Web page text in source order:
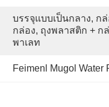
บรรจุแบบเป็นกลาง, กล่
กล่อง, ถุงพลาสติก + ก
พาเลท
Feimenl Mugol Water